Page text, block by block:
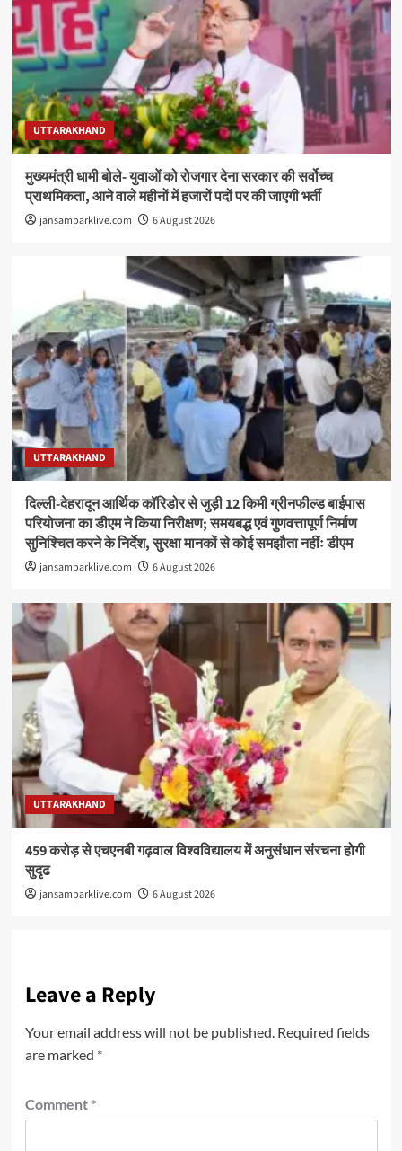
UTTARAKHAND
मुख्यमंत्री धामी बोले- युवाओं को रोजगार देना सरकार की सर्वोच्च
प्राथमिकता, आने वाले महीनों में हजारों पदों पर की जाएगी भर्ती
jansamparklive.com 6 August 2026
UTTARAKHAND
दिल्ली-देहरादून आर्थिक कॉरिडोर से जुड़ी 12 किमी ग्रीनफील्ड बाईपास
परियोजना का डीएम ने किया निरीक्षण; समयबद्ध एवं गुणवत्तापूर्ण निर्माण
सुनिश्चित करने के निर्देश, सुरक्षा मानकों से कोई समझौता नहींः डीएम
jansamparklive.com 6 August 2026
UTTARAKHAND
459 करोड़ से एचएनबी गढ़वाल विश्वविद्यालय में अनुसंधान संरचना होगी
सुदृढ
jansamparklive.com 6 August 2026
Leave a Reply
Your email address will not be published. Required fields
are marked *
Comment *